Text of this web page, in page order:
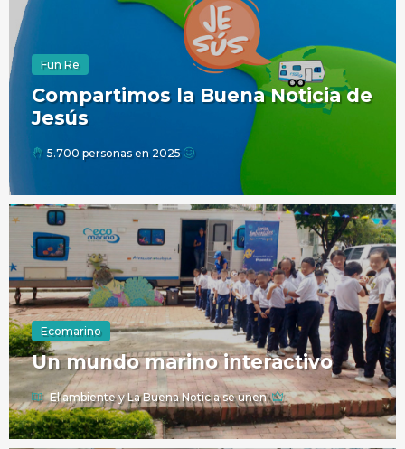
Fun Re
Compartimos la Buena Noticia de
Jesús
5.700 personas en 2025
Ecomarino
Un mundo marino interactivo
El ambiente y La Buena Noticia se unen!